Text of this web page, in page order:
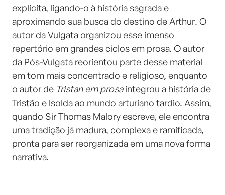
explícita, ligando-o à história sagrada e
aproximando sua busca do destino de Arthur. O
autor da Vulgata organizou esse imenso
repertório em grandes ciclos em prosa. O autor
da Pós-Vulgata reorientou parte desse material
em tom mais concentrado e religioso, enquanto
o autor de Tristan em prosaintegrou a história de
Tristão e Isolda ao mundo arturiano tardio. Assim,
quando Sir Thomas Malory escreve, ele encontra
uma tradição já madura, complexa e ramificada,
pronta para ser reorganizada em uma nova forma
narrativa.